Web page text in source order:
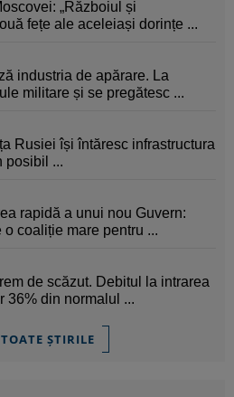
„Războiul și
fețe ale aceleiași dorințe ...
industria de apărare. La
militare și se pregătesc ...
Rusiei își întăresc infrastructura
posibil ...
rapidă a unui nou Guvern:
coaliție mare pentru ...
de scăzut. Debitul la intrarea
36% din normalul ...
ȘTIRILE